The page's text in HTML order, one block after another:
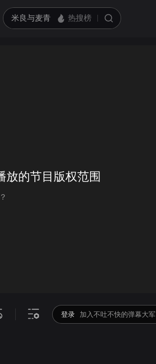
放的节目版权范围
亮度
登录 加入不吐不快的弹幕大军